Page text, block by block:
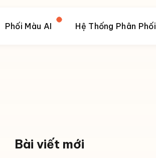
Phối Màu AI Hệ Thống Phân Phối
Bài viết mới